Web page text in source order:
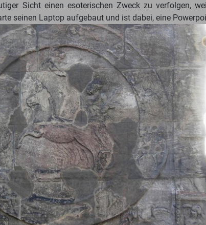
Sicht einen esoterischen Zweck zu verfolgen,
seinen Laptop aufgebaut und ist dabei, eine